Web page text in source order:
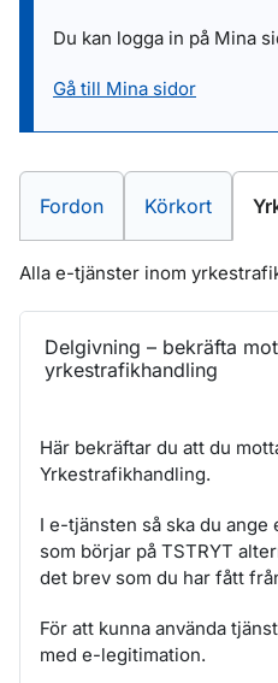
Du kan logga in på Mina
Gå till Mina sidor
E-tjänster inom
Fordon E-tjänster
Körkort E-
Alla e-tjänster inom
Delgivning – bekräfta
yrkestrafikhandling
Här bekräftar du att du
Yrkestrafikhandling.
I e-tjänsten så ska du
som börjar på TSTRYT
det brev som du har fått
För att kunna använda
med e-legitimation.